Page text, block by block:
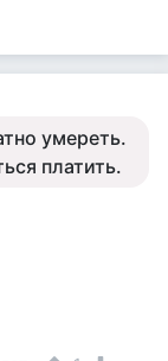
умереть.
платить.